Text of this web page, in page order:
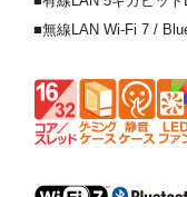
■無線LAN Wi-Fi 7 /